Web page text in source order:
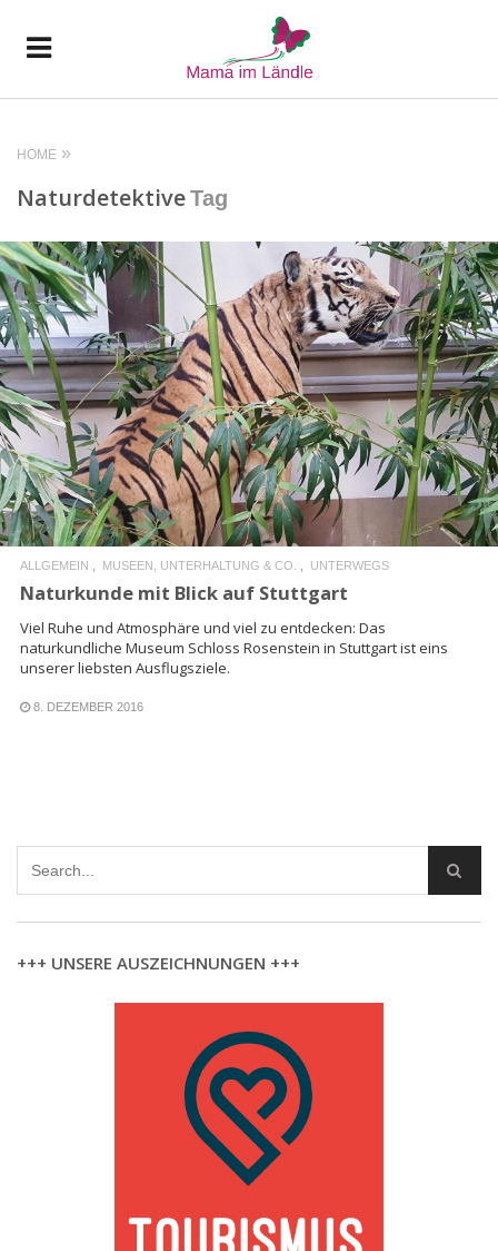
HOME
NaturdetektiveTag
READ MORE
ALLGEMEIN MUSEEN, UNTERHALTUNG & CO. UNTERWEGS
Naturkunde mit Blick auf Stuttgart
Viel Ruhe und Atmosphäre und viel zu entdecken: Das
naturkundliche Museum Schloss Rosenstein in Stuttgart ist eins
unserer liebsten Ausflugsziele.
8. DEZEMBER 2016
+++ UNSERE AUSZEICHNUNGEN +++